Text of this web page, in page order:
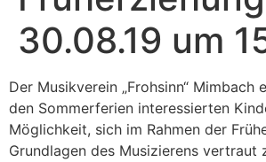
30.08.19 um
Der Musikverein „Frohsinn“ Mimbach
den Sommerferien interessierten
Möglichkeit, sich im Rahmen der
Grundlagen des Musizierens vertraut